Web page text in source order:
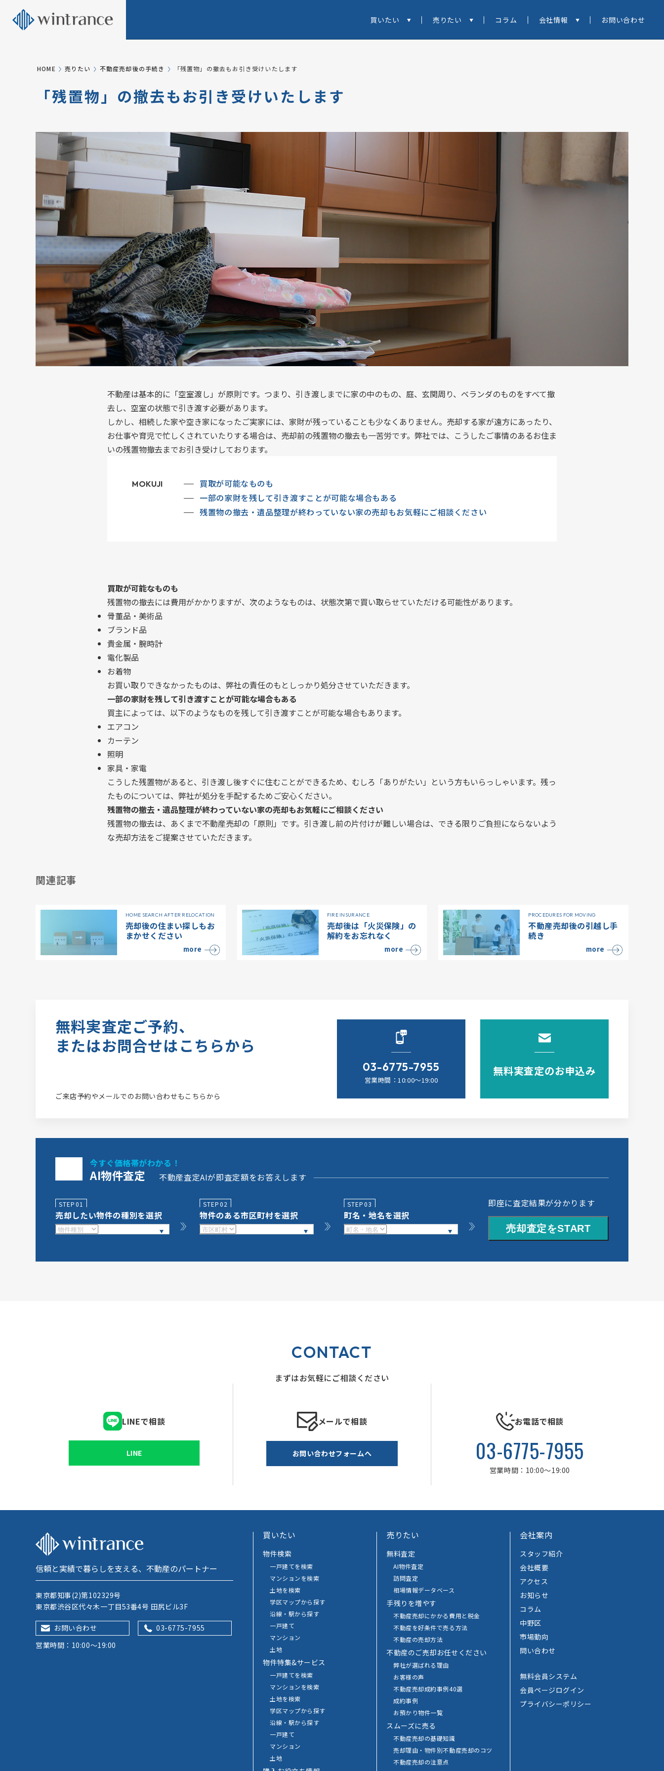
買いたい 売りたい コラム 会社情報 お問い合わせ
HOME 売りたい 不動産売却後の手続き 「残置物」の撤去もお引き受けいたします
「残置物」の撤去もお引き受けいたします
不動産は基本的に「空室渡し」が原則です。つまり、引き渡しまでに家の中のもの、庭、玄関周り、ベランダのものをすべて撤
去し、空室の状態で引き渡す必要があります。
しかし、相続した家や空き家になったご実家には、家財が残っていることも少なくありません。売却する家が遠方にあったり、
お仕事や育児で忙しくされていたりする場合は、売却前の残置物の撤去も一苦労です。弊社では、こうしたご事情のあるお住ま
いの残置物撤去までお引き受けしております。
MOKUJI
買取が可能なものも
一部の家財を残して引き渡すことが可能な場合もある
残置物の撤去・遺品整理が終わっていない家の売却もお気軽にご相談ください
買取が可能なものも
残置物の撤去には費用がかかりますが、次のようなものは、状態次第で買い取らせていただける可能性があります。
骨董品・美術品
ブランド品
貴金属・腕時計
電化製品
お着物
お買い取りできなかったものは、弊社の責任のもとしっかり処分させていただきます。
一部の家財を残して引き渡すことが可能な場合もある
買主によっては、以下のようなものを残して引き渡すことが可能な場合もあります。
エアコン
カーテン
照明
家具・家電
こうした残置物があると、引き渡し後すぐに住むことができるため、むしろ「ありがたい」という方もいらっしゃいます。残っ
たものについては、弊社が処分を手配するためご安心ください。
残置物の撤去・遺品整理が終わっていない家の売却もお気軽にご相談ください
残置物の撤去は、あくまで不動産売却の「原則」です。引き渡し前の片付けが難しい場合は、できる限りご負担にならないよう
な売却方法をご提案させていただきます。
関連記事
HOME SEARCH AFTER RELOCATION
売却後の住まい探しもお
まかせください
more
FIRE INSURANCE
売却後は「火災保険」の
解約をお忘れなく
more
PROCEDURES FOR MOVING
不動産売却後の引越し手
続き
more
無料実査定ご予約、
またはお問合せはこちらから
ご来店予約やメールでのお問い合わせもこちらから
03-6775-7955
営業時間：10:00～19:00
無料実査定のお申込み
今すぐ価格帯がわかる！
AI物件査定 不動産査定AIが即査定額をお答えします
STEP01
売却したい物件の種別を選択
STEP02
物件のある市区町村を選択
STEP03
町名・地名を選択
即座に査定結果が分かります
売却査定をSTART
CONTACT
まずはお気軽にご相談ください
LINEで相談
LINE
メールで相談
お問い合わせフォームへ
お電話で相談
03-6775-7955
営業時間：10:00～19:00
信頼と実績で暮らしを支える、不動産のパートナー
東京都知事(2)第102329号
東京都渋谷区代々木一丁目53番4号 田尻ビル3F
お問い合わせ
03-6775-7955
営業時間：10:00～19:00
買いたい
物件検索
一戸建てを検索
マンションを検索
土地を検索
学区マップから探す
沿線・駅から探す
一戸建て
マンション
土地
物件特集&サービス
一戸建てを検索
マンションを検索
土地を検索
学区マップから探す
沿線・駅から探す
一戸建て
マンション
土地
売りたい
無料査定
AI物件査定
訪問査定
相場情報データベース
手残りを増やす
不動産売却にかかる費用と税金
不動産を好条件で売る方法
不動産の売却方法
不動産のご売却お任せください
弊社が選ばれる理由
お客様の声
不動産売却成約事例40選
成約事例
お預かり物件一覧
スムーズに売る
不動産売却の基礎知識
売却理由・物件別不動産売却のコツ
不動産売却の注意点
会社案内
スタッフ紹介
会社概要
アクセス
お知らせ
コラム
中野区
市場動向
問い合わせ
無料会員システム
会員ページログイン
プライバシーポリシー